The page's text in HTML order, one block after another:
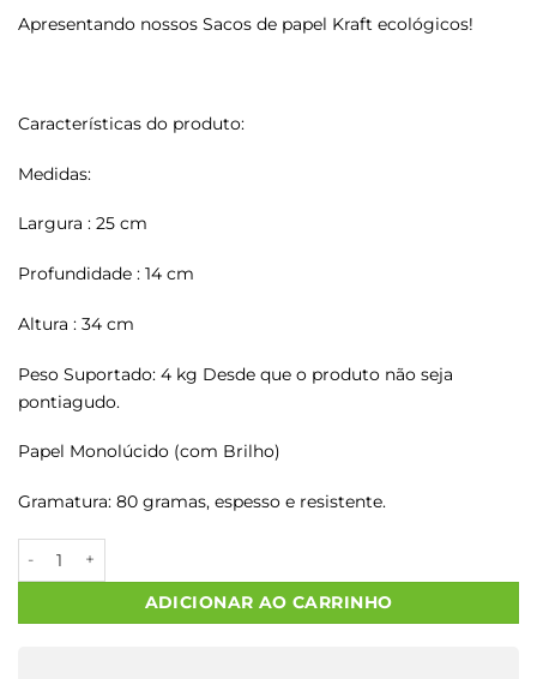
Apresentando nossos Sacos de papel Kraft ecológicos!
Características do produto:
Medidas:
Largura : 25 cm
Profundidade : 14 cm
Altura : 34 cm
Peso Suportado: 4 kg Desde que o produto não seja
pontiagudo.
Papel Monolúcido (com Brilho)
Gramatura: 80 gramas, espesso e resistente.
ADICIONAR AO CARRINHO